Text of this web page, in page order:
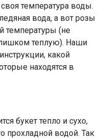
температура воды.
вода, а вот розы
температуры (не
теплую). Наши
какой
находятся в
букет тепло и сухо,
прохладной водой. Так